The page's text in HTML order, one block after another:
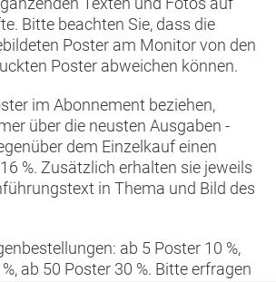
Bitte beachten Sie, dass die
Poster am Monitor von den
Poster abweichen können.
im Abonnement beziehen,
über die neusten Ausgaben -
dem Einzelkauf einen
%. Zusätzlich erhalten sie jeweils
in Thema und Bild des
ab 5 Poster 10 %,
ab 50 Poster 30 %. Bitte erfragen